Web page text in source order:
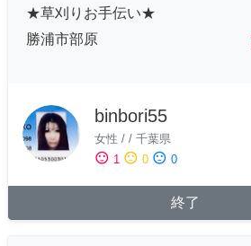
★草刈りお手伝い★
勝浦市部原
binbori55
女性 / / 千葉県
sentiment_satisfied 1 sentiment_neutral 0 sentiment_dissatisfied 0
終了